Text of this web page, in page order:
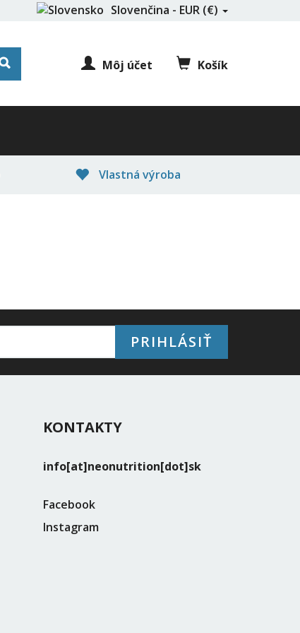
Slovenčina - EUR (€)
Môj účet Košík
Vlastná výroba
PRIHLÁSIŤ
KONTAKTY
info[at]neonutrition[dot]sk
Facebook
Instagram